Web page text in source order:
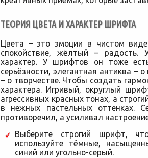
ТЕОРИЯ ЦВЕТА И ХАРАКТЕР ШРИФТА
Цвета – это эмоции в чистом
спокойствие, жёлтый – радость.
характер. У шрифтов он тоже
серьёзности, элегантная антиква –
– о творчестве. Чтобы создать
характера. Игривый, округлый
агрессивных красных тонах, а
в нежных пастельных оттенках.
противоречил, а усиливал
Выберите строгий шрифт,
используйте тёмные,
синий или угольно-серый.